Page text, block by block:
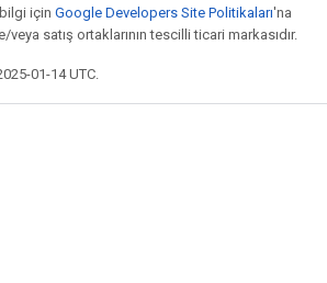
bilgi için Google Developers Site Politikaları'na
veya satış ortaklarının tescilli ticari markasıdır.
01-14 UTC.